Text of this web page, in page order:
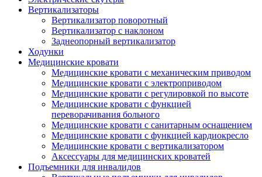
Вертикализаторы
Вертикализатор поворотный
Вертикализатор с наклоном
Заднеопорный вертикализатор
Ходунки
Медицинские кровати
Медицинские кровати с механическим приводом
Медицинские кровати с электроприводом
Медицинские кровати с регулировкой по высоте
Медицинские кровати с функцией
переворачивания больного
Медицинские кровати с санитарным оснащением
Медицинские кровати с функцией кардиокресло
Медицинские кровати с вертикализатором
Аксессуары для медицинских кроватей
Подъемники для инвалидов